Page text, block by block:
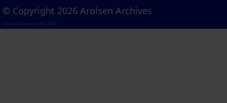
© Copyright 2026 Arolsen Archives
Visual Library Server 2026